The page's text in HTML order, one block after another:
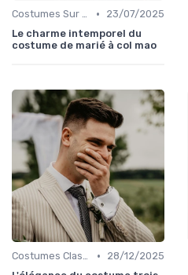
Costumes Sur Mesure •
23/07/2025
Le charme intemporel du
costume de marié à col mao
Costumes Classiques •
28/12/2025